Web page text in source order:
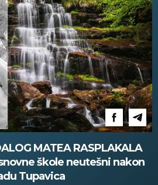
MATEA RASPLAKALA
škole neutešni nakon
Tupavica